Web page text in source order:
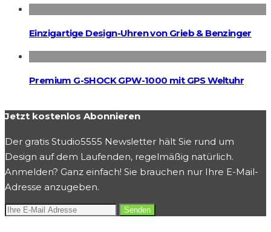
Einzigartige Design-Uhren von Grieb & Benzinger
Premium G-SHOCK GPW-1000 mit GPS Weltuhr
Jetzt kostenlos Abonnieren
Der gratis Studio5555 Newsletter hält Sie rund um
Design auf dem Laufenden, regelmäßig natürlich.
Anmelden? Ganz einfach! Sie brauchen nur Ihre E-Mail-
Adresse anzugeben.